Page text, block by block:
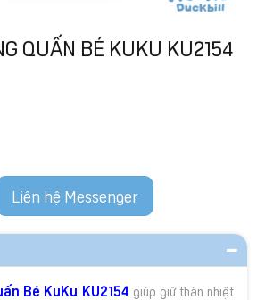
QUẤN BÉ KUKU KU2154
Liên hệ Messenger
Bé KuKu KU2154 giúp giữ thân nhiệt